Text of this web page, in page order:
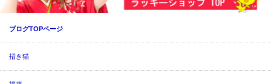
ブログTOPページ
招き猫